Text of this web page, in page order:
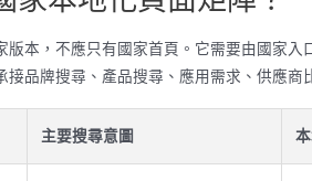
版本，不應只有國家首頁。它需要由國家
接品牌搜尋、產品搜尋、應用需求、供應
主要搜尋意圖